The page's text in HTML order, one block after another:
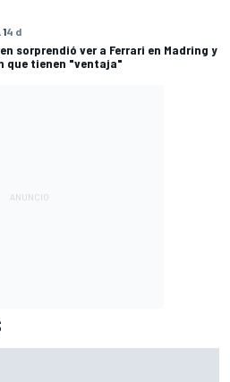
4 d
sorprendió ver a Ferrari en Madring y
que tienen "ventaja"